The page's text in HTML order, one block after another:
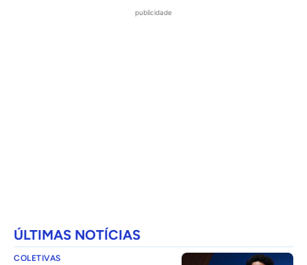
publicidade
ÚLTIMAS NOTÍCIAS
COLETIVAS